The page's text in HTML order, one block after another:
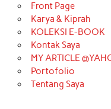
Front Page
Karya & Kiprah
KOLEKSI E-BOOK
Kontak Saya
MY ARTICLE
Portofolio
Tentang Saya